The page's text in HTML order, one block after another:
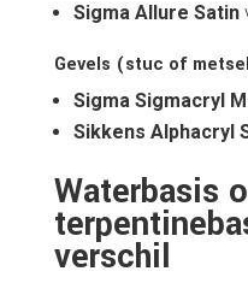
Sigma Allure Satin
Gevels (stuc of
Sigma Sigmacryl
Sikkens Alphacryl
Waterbasis
verschil